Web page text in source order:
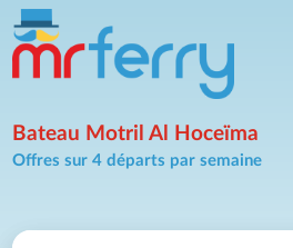
Bateau Motril Al Hoceïma
Offres sur 4 départs par semaine